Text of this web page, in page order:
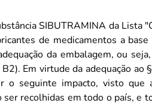
SIBUTRAMINA da Lista
de medicamentos a
da embalagem, ou
da RDC
seguinte impacto, visto que
recolhidas em todo o país, e